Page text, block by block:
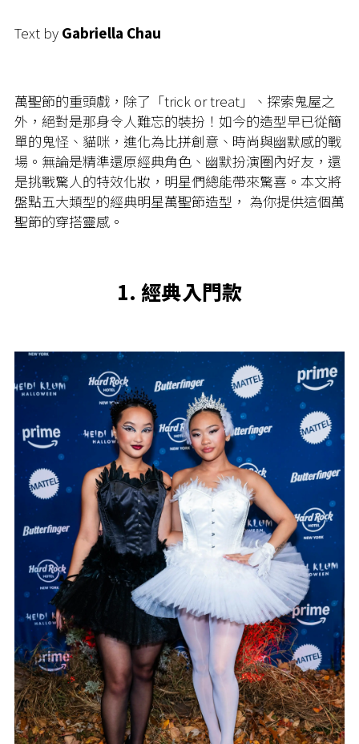
Text by Gabriella Chau
萬聖節的重頭戲，除了「trick or treat 」、探索鬼屋之
外，絕對是那身令人難忘的裝扮！如今的造型早已從簡
單的鬼怪、貓咪，進化為比拼創意、時尚與幽默感的戰
場。無論是精準還原經典角色、幽默扮演圈內好友，還
是挑戰驚人的特效化妝，明星們總能帶來驚喜。本文將
盤點五大類型的經典明星萬聖節造型， 為你提供這個萬
聖節的穿搭靈感。
1. 經典入門款